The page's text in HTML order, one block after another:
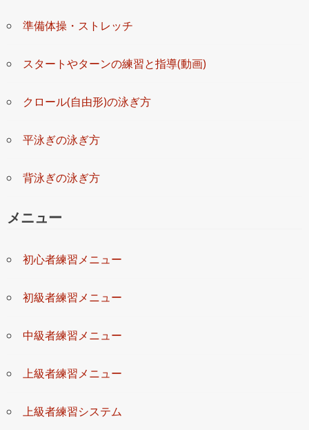
準備体操・ストレッチ
スタートやターンの練習と指導(動画)
クロール(自由形)の泳ぎ方
平泳ぎの泳ぎ方
背泳ぎの泳ぎ方
メニュー
初心者練習メニュー
初級者練習メニュー
中級者練習メニュー
上級者練習メニュー
上級者練習システム